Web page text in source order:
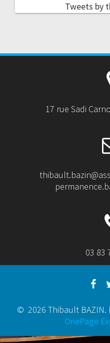
Tweets by
17 rue Sadi
03 83
© 2026 Thibault BAZIN.
OnePage